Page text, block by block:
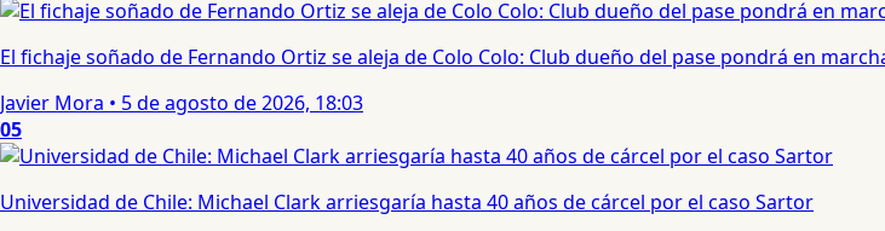
El fichaje soñado de Fernando Ortiz se aleja de Colo Colo: Club dueño del pase pondrá en
Javier Mora • 5 de agosto de 2026, 18:03
05
Universidad de Chile: Michael Clark arriesgaría hasta 40 años de cárcel por el caso Sartor